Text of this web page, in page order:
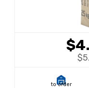
to order